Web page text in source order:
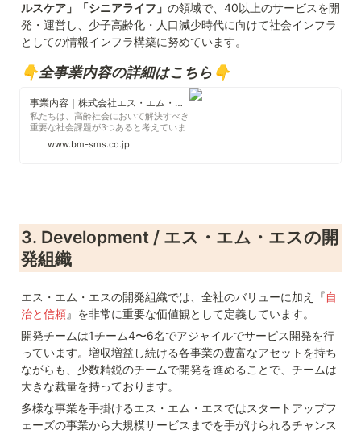
ルスケア」「シニアライフ」 の領域で、40以上のサービスを開
発・運営し、少子高齢化・人口減少時代に向けて社会インフラ
としての情報インフラ構築に努めています。
👇全事業内容の詳細はこちら👇
事業内容｜株式会社エス・エム・エス
私たちは、高齢社会において解決すべき
重要な社会課題が3つあると考えていま
す。 高齢社会が直面する「質の高い医
療・介護サービスの提供が困難になる」
www.bm-sms.co.jp
3. Development / エス・エム・エスの開
発組織
エス・エム・エスの開発組織では、全社のバリューに加え『自
治と信頼』を非常に重要な価値観として定義しています。
開発チームは1チーム4〜6名でアジャイルでサービス開発を行
っています。増収増益し続ける各事業の豊富なアセットを持ち
ながらも、少数精鋭のチームで開発を進めることで、チームは
大きな裁量を持っております。
多様な事業を手掛けるエス・エム・エスではスタートアップフ
ェーズの事業から大規模サービスまでを手がけられるチャンス